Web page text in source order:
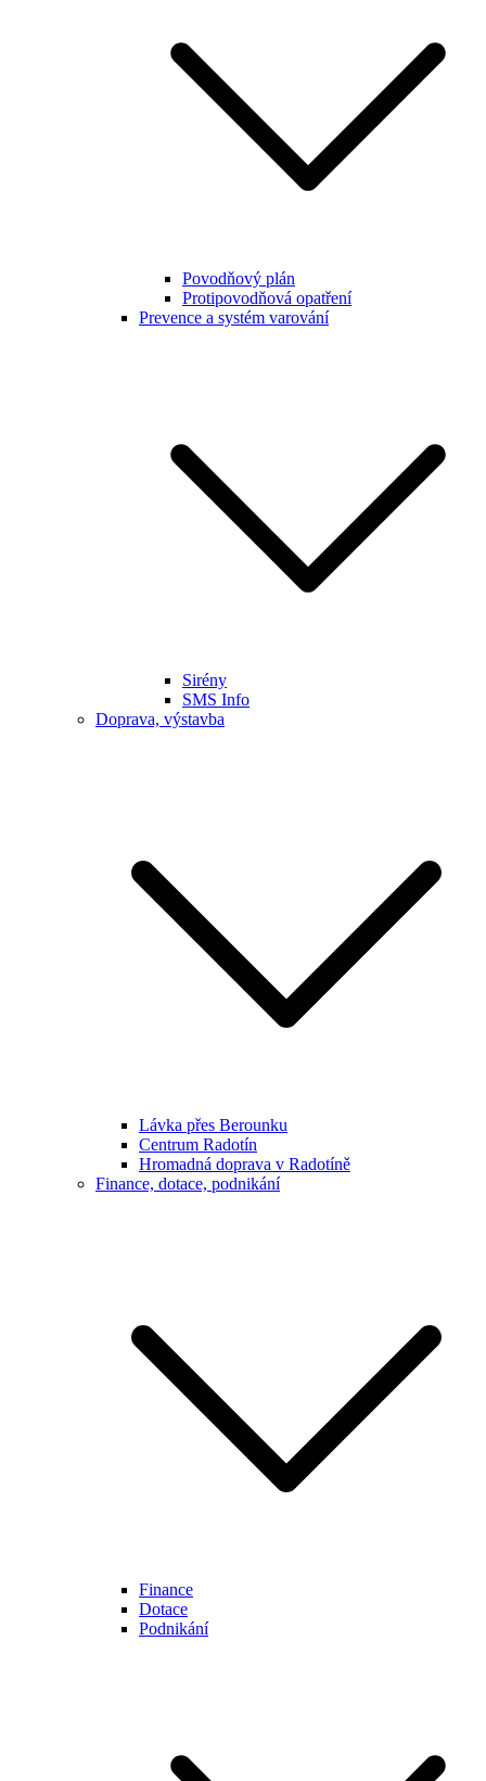
Povodňový plán
Protipovodňová opatření
Prevence a systém varování
Sirény
SMS Info
Doprava, výstavba
Lávka přes Berounku
Centrum Radotín
Hromadná doprava v Radotíně
Finance, dotace, podnikání
Finance
Dotace
Podnikání